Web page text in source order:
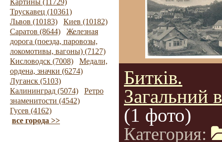
Картины (11729)
Трускавец (10361)
Львов (10183)
Киев (10182)
Саратов (8644)
Железная
дорога (поезда, паровозы,
локомотивы, вагоны) (7127)
Кисловодск (7008)
Медали,
ордена, значки (6274)
Луганск (5103)
Калининград (5074)
Ретро
знаменитости (4542)
Гусев (4162)
все города >>
Битків.
Загальний
(1 фото)
Категория: